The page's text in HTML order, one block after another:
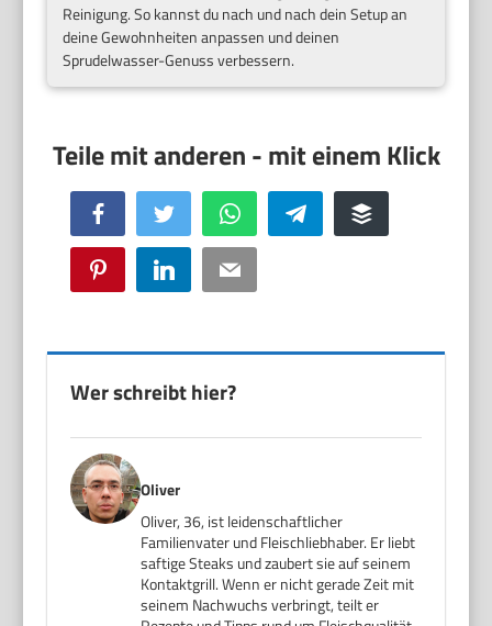
Reinigung. So kannst du nach und nach dein Setup an
deine Gewohnheiten anpassen und deinen
Sprudelwasser-Genuss verbessern.
Facebook Twitter WhatsApp Telegram Buffer
Pinterest LinkedIn Email
Wer schreibt hier?
Oliver
Oliver, 36, ist leidenschaftlicher
Familienvater und Fleischliebhaber. Er liebt
saftige Steaks und zaubert sie auf seinem
Kontaktgrill. Wenn er nicht gerade Zeit mit
seinem Nachwuchs verbringt, teilt er